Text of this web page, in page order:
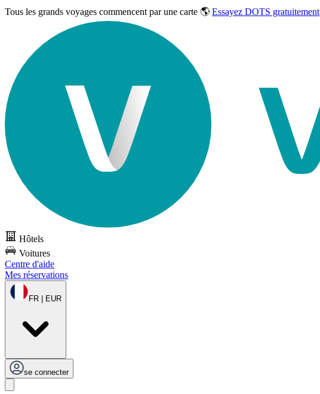
Tous les grands voyages commencent par une carte 🌎 Essayez DOTS gratuitement
Hôtels
Voitures
Centre d'aide
Mes réservations
FR | EUR
se connecter